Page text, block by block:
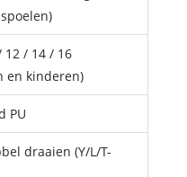
12 / 14 / 16
en kinderen)
PU
draaien (Y/L/T-